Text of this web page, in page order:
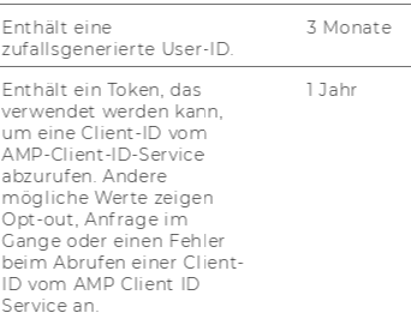
Enthält eine
zufallsgenerierte User-ID.
3 Monate
Enthält ein Token, das
verwendet werden kann,
um eine Client-ID vom
AMP-Client-ID-Service
abzurufen. Andere
mögliche Werte zeigen
Opt-out, Anfrage im
Gange oder einen Fehler
beim Abrufen einer Client-
ID vom AMP Client ID
Service an.
1 Jahr